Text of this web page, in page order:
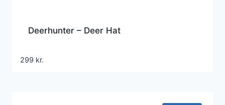
Deerhunter – Deer Hat
299 kr.